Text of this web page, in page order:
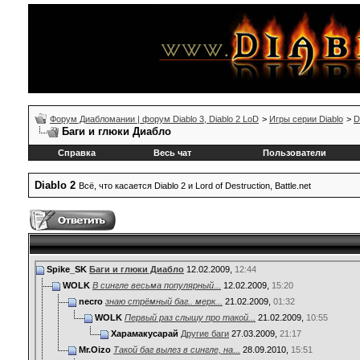
Форум Диабломании | форум Diablo 3, Diablo 2 LoD > Игры серии Diablo >
Баги и глюки Диабло
Справка Весь чат Пользователи
Diablo 2 Всё, что касается Diablo 2 и Lord of Destruction, Battle.net
Spike_SK Баги и глюки Диабло 12.02.2009, 12:44
WOLK В сингле весьма популярный... 12.02.2009, 15:20
necro знаю стрёмный баг.. мерк... 21.02.2009, 01:32
WOLK Первый раз слышу про такой... 21.02.2009, 10:55
Харамакусарай Другие баги 27.03.2009, 21:17
Mr.Oizo Такой баг вылез в сингле, на... 28.09.2010, 15:51